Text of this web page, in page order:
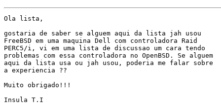
Ola lista,
gostaria de saber se alguem aqui da lista jah usou
FreeBSD em uma maquina Dell com controladora Raid
PERC5/i, vi em uma lista de discussao um cara tendo
problemas com essa controladora no OpenBSD. Se alguem
aqui da lista usa ou jah usou, poderia me falar sobre
a experiencia ??
Muito obrigado!!!